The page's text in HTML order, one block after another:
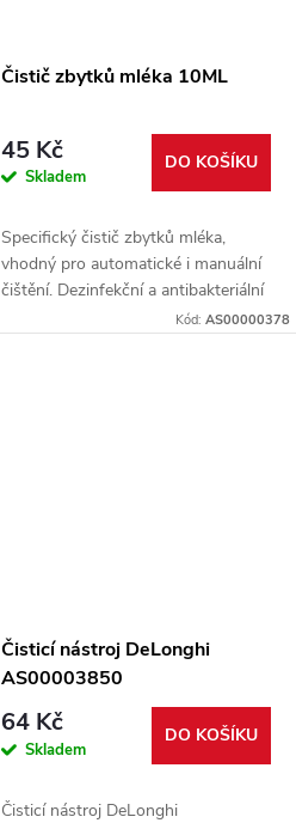
Čistič zbytků mléka 10ML
45 Kč
Skladem
DO KOŠÍKU
Specifický čistič zbytků mléka,
vhodný pro automatické i manuální
čištění. Dezinfekční a antibakteriální
Kód: AS00000378
Čisticí nástroj DeLonghi
AS00003850
64 Kč
Skladem
DO KOŠÍKU
Čisticí nástroj DeLonghi